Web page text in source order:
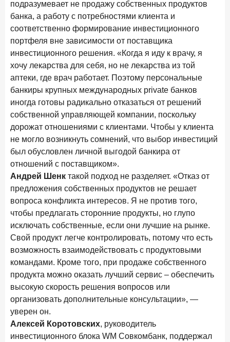
Бизнес на маркетплейсах: новичкам здесь больше не
место
По итогам января 2026 года объем выдач кредитов
составил 822,8 млрд руб.
2 февраля 2026 года ИССЛЕДОВАНИЕ
Premium Banking в 2025 году: портрет клиента, тренды
и стратегии банков
30 января 2026 года
Главные «болевые точки» бизнеса при открытии
расчетного счета в банках
26 января 2026 года
Ипотека. Итоги декабря 2025 года
15 января 2026 года
По итогам декабря 2025 года объем выдач кредитов
составил 1 326,5 млрд руб.
Цифра дня
Средний срок ипотеки на вторичном рынке
23,3 лет
-0,76
Frank Data. Ипотека
29 декабря 2025 года
подразумевает не продажу собственных продуктов
банка, а работу с потребностями клиента и
соответственно формирование инвестиционного
портфеля вне зависимости от поставщика
инвестиционного решения. «Когда я иду к врачу, я
хочу лекарства для себя, но не лекарства из той
аптеки, где врач работает. Поэтому персональные
банкиры крупных международных private банков
иногда готовы радикально отказаться от решений
собственной управляющей компании, поскольку
дорожат отношениями с клиентами. Чтобы у клиента
не могло возникнуть сомнений, что выбор инвестиций
был обусловлен личной выгодой банкира от
отношений с поставщиком».
Андрей Шенк такой подход не разделяет. «Отказ от
предложения собственных продуктов не решает
вопроса конфликта интересов. Я не против того,
чтобы предлагать сторонние продукты, но глупо
исключать собственные, если они лучшие на рынке.
Свой продукт легче контролировать, потому что есть
возможность взаимодействовать с продуктовыми
командами. Кроме того, при продаже собственного
продукта можно оказать лучший сервис – обеспечить
высокую скорость решения вопросов или
организовать дополнительные консультации», —
уверен он.
Алексей Коротовских, руководитель
инвестиционного блока WM Совкомбанк, поддержал